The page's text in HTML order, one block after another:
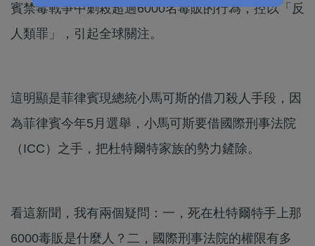
賓禁毒戰爭中剿殺超過6000名毒販的行為，控以「反
人類罪」，引起全球關注。
這明顯是菲律賓現總統小馬可斯的借刀殺人手段，因
為菲律賓今年5月選舉，小馬可斯要借國際刑事法院
（ICC）之手，把杜特爾特家族的勢力鏟除。
看這新聞，我有兩個疑問：一，死在杜特爾特手上那
6000毒販是什麼人？二，國際刑事法院的權限有多